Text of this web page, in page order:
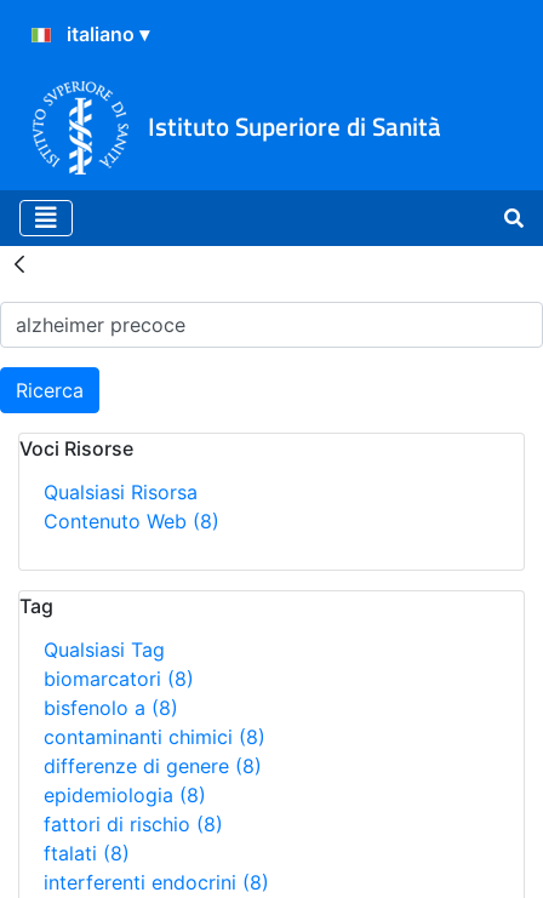
Istituto Superiore di Sanità
Risultati della Ricerca -
Ricerca
Voci Risorse
Qualsiasi Risorsa
Contenuto Web (8)
Tag
Qualsiasi Tag
biomarcatori (8)
bisfenolo a (8)
contaminanti chimici (8)
differenze di genere (8)
epidemiologia (8)
fattori di rischio (8)
ftalati (8)
interferenti endocrini (8)